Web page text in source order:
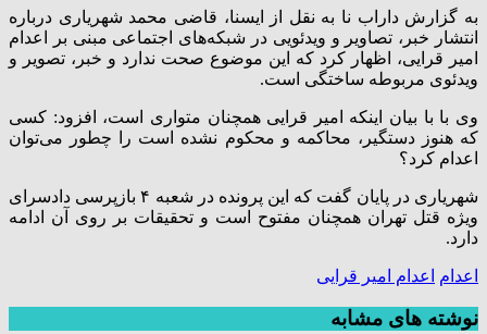
به گزارش داراب نا به نقل از ایسنا، قاضی محمد شهریاری درباره
انتشار خبر، تصاویر و ویدئویی در شبکه‌های اجتماعی مبنی بر اعدام
امیر قرایی، اظهار کرد که این موضوع صحت ندارد و خبر، تصویر و
ویدئوی مربوطه ساختگی است.
وی با با بیان اینکه امیر قرایی همچنان متواری است، افزود: کسی
که هنوز دستگیر، محاکمه و محکوم نشده است را چطور می‌توان
اعدام کرد؟
شهریاری در پایان گفت که این پرونده در شعبه ۴ بازپرسی دادسرای
ویژه قتل تهران همچنان مفتوح است و تحقیقات بر روی آن ادامه
دارد.
اعدام اعدام امیر قرایی
نوشته های مشابه